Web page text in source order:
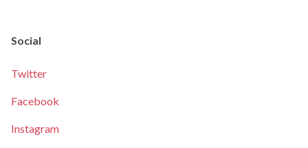
Social
Twitter
Facebook
Instagram